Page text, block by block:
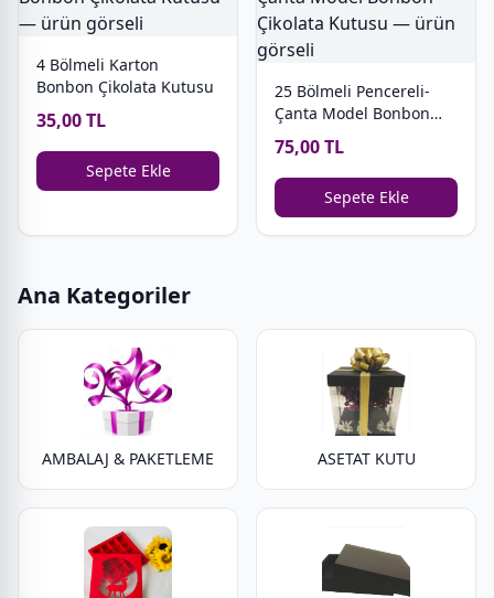
4 Bölmeli Karton
Bonbon Çikolata Kutusu
35,00 TL
Sepete Ekle
25 Bölmeli Pencereli-
Çanta Model Bonbon
Çikolata Kutusu
75,00 TL
Sepete Ekle
Ana Kategoriler
AMBALAJ & PAKETLEME ASETAT KUTU